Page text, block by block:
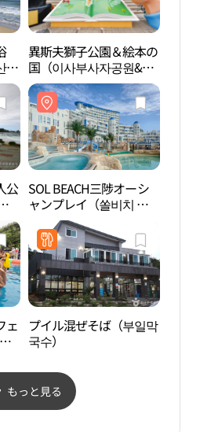
異斯夫獅子公園＆絵本の
国（이사부사자공원&그
림책 나라）
公 SOL BEACH三陟オーシ
ャンプレイ（쏠비치 삼
척 오션플레이）
ェ
プイル混ぜそば（부일막
국수）
もっと見る